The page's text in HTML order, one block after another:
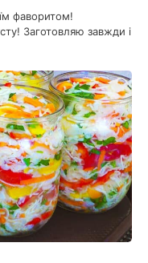
фаворитом!
Заготовляю завжди і